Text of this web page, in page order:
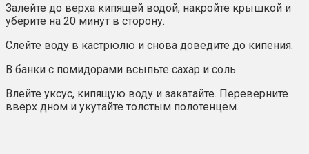
Залейте до верха кипящей водой, накройте крышкой и
уберите на 20 минут в сторону.
Слейте воду в кастрюлю и снова доведите до кипения.
В банки с помидорами всыпьте сахар и соль.
Влейте уксус, кипящую воду и закатайте. Переверните
вверх дном и укутайте толстым полотенцем.